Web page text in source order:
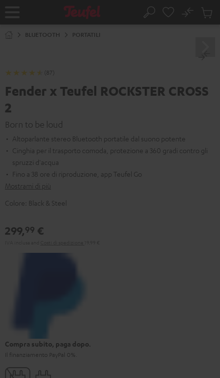
Pagina
Cerca
No
BLUETOOTH PORTATILI
(87)
Fender x Teufel ROCKSTER CROSS
2
Born to be loud
Altoparlante stereo Bluetooth portatile dal suono potente
Cinghia per il trasporto comoda, protezione a 360 gradi contro gli
spruzzi d'acqua
Fino a 38 ore di riproduzione, app Teufel Go
Mostrami di più
Colore: Black & Steel
299,99 €
Compra subito, paga dopo.
Il finanziamento PayPal 0%.